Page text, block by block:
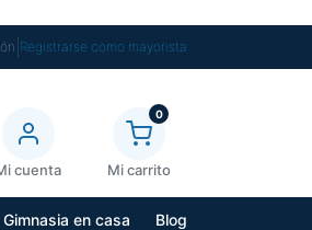
Registrarse como mayorista
cuenta
0
Mi carrito
Gimnasia en casa Blog